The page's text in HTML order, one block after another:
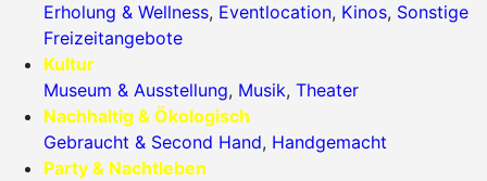
Erholung & Wellness, Eventlocation, Kinos, Sonstige
Freizeitangebote
Kultur
Museum & Ausstellung, Musik, Theater
Nachhaltig & Ökologisch
Gebraucht & Second Hand, Handgemacht
Party & Nachtleben